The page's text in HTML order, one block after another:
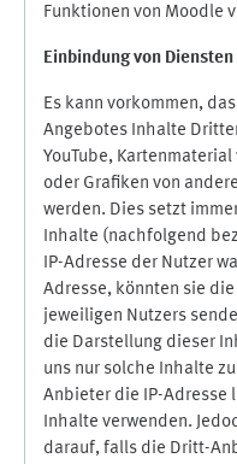
Funktionen von Moodle
Einbindung von
Es kann vorkommen,
Angebotes Inhalte
YouTube,
oder Grafiken von
werden. Dies setzt
Inhalte (nachfolgend
IP-Adresse der Nutzer
Adresse, könnten sie
jeweiligen Nutzers
die Darstellung dieser
uns nur solche Inhalte
Anbieter die IP-Adresse
Inhalte verwenden.
darauf, falls die Dritt-